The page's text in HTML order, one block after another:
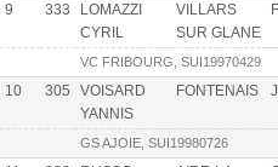
9 333
LOMAZZI
CYRIL
VILLARS
SUR GLANE
VC FRIBOURG, SUI19970429
10 305
VOISARD
YANNIS
FONTENAIS
GS AJOIE, SUI19980726